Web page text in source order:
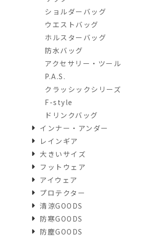
ショルダーバッグ
ウエストバッグ
ホルスターバッグ
防水バッグ
アクセサリー・ツール
P.A.S.
クラッシックシリーズ
F-style
ドリンクバッグ
インナー・アンダー
レインギア
大きいサイズ
フットウェア
アイウェア
プロテクター
清涼GOODS
防寒GOODS
防塵GOODS